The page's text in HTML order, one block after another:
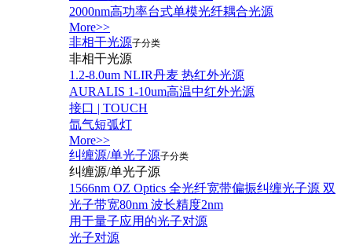
2000nm高功率台式单模光纤耦合光源
More>>
非相干光源子分类
非相干光源
1.2-8.0um NLIR丹麦 热红外光源
AURALIS 1-10um高温中红外光源
接口 | TOUCH
氙气短弧灯
More>>
纠缠源/单光子源子分类
纠缠源/单光子源
1566nm OZ Optics 全光纤宽带偏振纠缠光子源 双
光子带宽80nm 波长精度2nm
用于量子应用的光子对源
光子对源